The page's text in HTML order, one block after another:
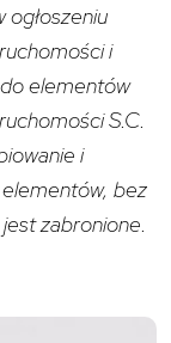
ogłoszeniu
i
elementów
S.C.
i
bez
zabronione.